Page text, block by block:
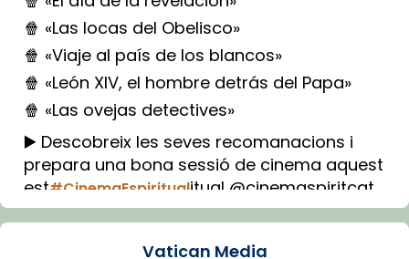
🍿 «Las locas del Obelisco»
🍿 «Viaje al país de los blancos»
🍿 «León XIV, el hombre detrás del Papa»
🍿 «Las ovejas detectives»
▶️ Descobreix les seves recomanacions i
prepara una bona sessió de cinema aquest
est#CinemaEspiritualitual @cinemaspiritcat
Imatge: Generada amb IA (OpenAI)
Vatican Media